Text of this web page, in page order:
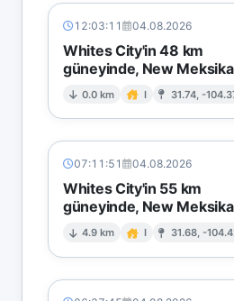
12:03:11 04.08.2026
Whites City'in 48 km
güneyinde, New Meksika
0.0 km I 31.74, -
07:11:51 04.08.2026
Whites City'in 55 km
güneyinde, New Meksika
4.9 km I 31.68, -